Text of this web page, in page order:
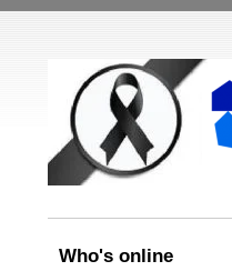
Who's online